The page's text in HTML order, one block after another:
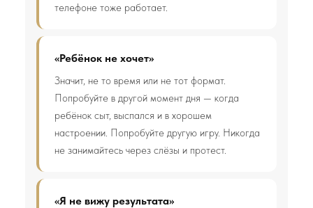
телефоне тоже работает.
«Ребёнок не хочет»
Значит, не то время или не тот формат.
Попробуйте в другой момент дня — когда
ребёнок сыт, выспался и в хорошем
настроении. Попробуйте другую игру. Никогда
не занимайтесь через слёзы и протест.
«Я не вижу результата»